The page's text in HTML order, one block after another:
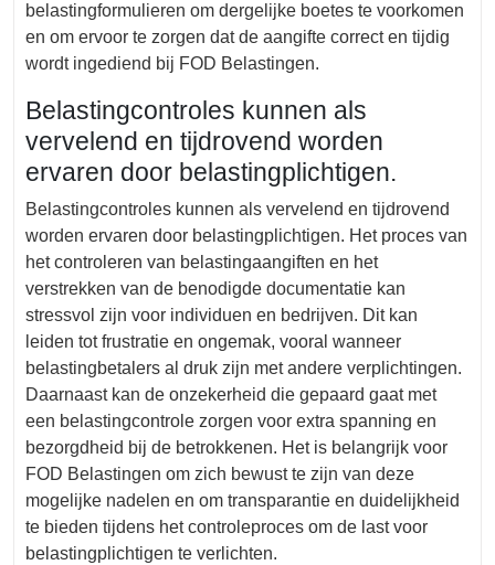
belastingformulieren om dergelijke boetes te voorkomen
en om ervoor te zorgen dat de aangifte correct en tijdig
wordt ingediend bij FOD Belastingen.
Belastingcontroles kunnen als
vervelend en tijdrovend worden
ervaren door belastingplichtigen.
Belastingcontroles kunnen als vervelend en tijdrovend
worden ervaren door belastingplichtigen. Het proces van
het controleren van belastingaangiften en het
verstrekken van de benodigde documentatie kan
stressvol zijn voor individuen en bedrijven. Dit kan
leiden tot frustratie en ongemak, vooral wanneer
belastingbetalers al druk zijn met andere verplichtingen.
Daarnaast kan de onzekerheid die gepaard gaat met
een belastingcontrole zorgen voor extra spanning en
bezorgdheid bij de betrokkenen. Het is belangrijk voor
FOD Belastingen om zich bewust te zijn van deze
mogelijke nadelen en om transparantie en duidelijkheid
te bieden tijdens het controleproces om de last voor
belastingplichtigen te verlichten.